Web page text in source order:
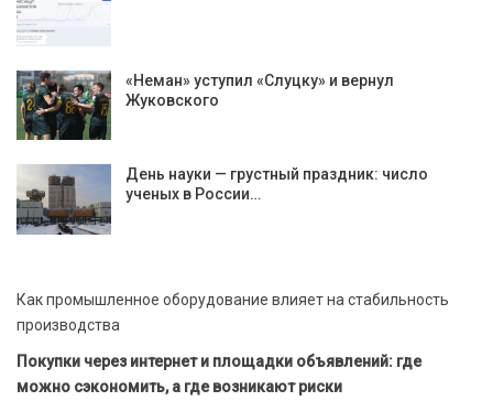
«Неман» уступил «Слуцку» и вернул
Жуковского
День науки — грустный праздник: число
ученых в России…
Как промышленное оборудование влияет на стабильность
производства
Покупки через интернет и площадки объявлений: где
можно сэкономить, а где возникают риски